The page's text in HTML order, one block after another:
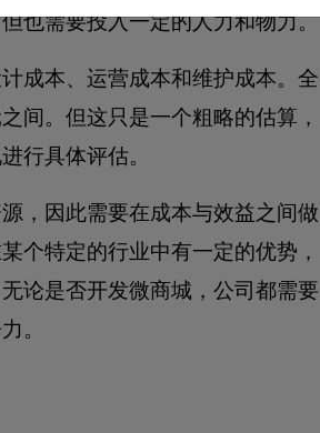
也需要投入一定的人力和物力。
成本、运营成本和维护成本。全
间。但这只是一个粗略的估算，
行具体评估。
，因此需要在成本与效益之间做
个特定的行业中有一定的优势，
论是否开发微商城，公司都需要
。